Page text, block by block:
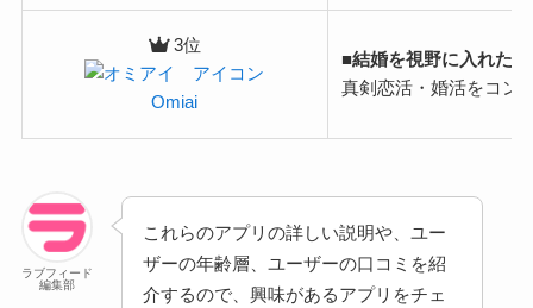
3位
Omiai
■結婚を視野に入れた
真剣恋活・婚活をコン
ラブフィード
編集部
これらのアプリの詳しい説明や、ユー
ザーの年齢層、ユーザーの口コミを紹
介するので、興味があるアプリをチェ